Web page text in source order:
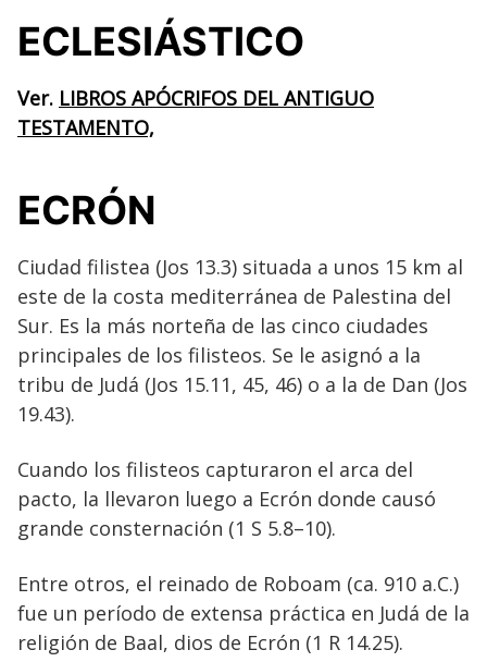
ECLESIÁSTICO
Ver. LIBROS APÓCRIFOS DEL ANTIGUO
TESTAMENTO,
ECRÓN
Ciudad filistea (Jos 13.3) situada a unos 15 km al
este de la costa mediterránea de Palestina del
Sur. Es la más norteña de las cinco ciudades
principales de los filisteos. Se le asignó a la
tribu de Judá (Jos 15.11, 45, 46) o a la de Dan (Jos
19.43).
Cuando los filisteos capturaron el arca del
pacto, la llevaron luego a Ecrón donde causó
grande consternación (1 S 5.8–10).
Entre otros, el reinado de Roboam (ca. 910 a.C.)
fue un período de extensa práctica en Judá de la
religión de Baal, dios de Ecrón (1 R 14.25).